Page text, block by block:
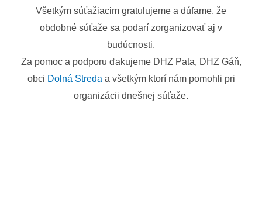
Všetkým súťažiacim gratulujeme a dúfame, že
obdobné súťaže sa podarí zorganizovať aj v
budúcnosti.
Za pomoc a podporu ďakujeme DHZ Pata, DHZ Gáň,
obci Dolná Streda a všetkým ktorí nám pomohli pri
organizácii dnešnej súťaže.